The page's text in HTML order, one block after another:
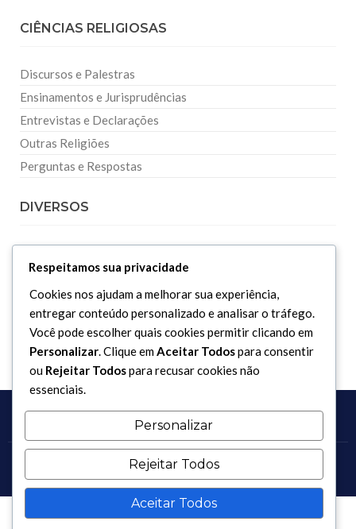
CIÊNCIAS RELIGIOSAS
Discursos e Palestras
Ensinamentos e Jurisprudências
Entrevistas e Declarações
Outras Religiões
Perguntas e Respostas
DIVERSOS
Dicionário Islâmico
Downloads
Copyright 2017 - 2026 / Todos os direitos reservados.
Respeitamos sua privacidade
Cookies nos ajudam a melhorar sua experiência,
entregar conteúdo personalizado e analisar o tráfego.
Você pode escolher quais cookies permitir clicando em
Personalizar. Clique emAceitar Todospara consentir
ou Rejeitar Todospara recusar cookies não
essenciais.
Personalizar
Rejeitar Todos
Aceitar Todos